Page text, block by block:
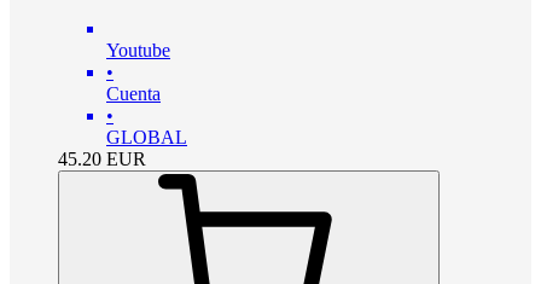
Youtube
•
Cuenta
•
GLOBAL
45.20 EUR